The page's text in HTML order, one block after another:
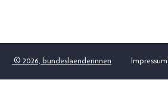
© 2026, bundeslaenderinnen Impressum